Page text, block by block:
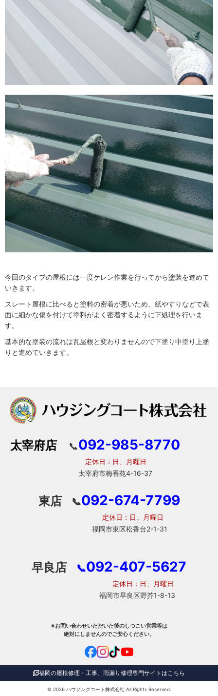
今回のタイプの屋根には一度ケレン作業を行ってから塗装を進めて
いきます。
スレート屋根に比べると塗料の密着が悪いため、紙やすりなどで表
面に細かな傷を付けて塗料がよく密着するように下処理を行いま
す。
基本的な塗装の流れは瓦屋根と変わりませんので下塗り中塗り上塗
りと進めていきます。
太宰府店 📞092-985-8770
定休日：日、月曜日
太宰府市梅香苑4-16-37
東店 📞092-674-7799
定休日：日、月曜日
福岡市東区松香台2-1-31
早良店 📞092-407-5627
定休日：日、月曜日
福岡市早良区野芥1-8-13
※お問い合わせいただいた後のしつこい営業等は
絶対にしませんのでご安心ください。
福岡の屋根修理・工事、雨漏り修理専門サイトはこちら
© 2026 ハウジングコート株式会社All Rights Reserved.